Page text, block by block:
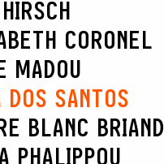
CORONEL
MADOU
DOS SANTOS
BLANC BRIAND
PHALIPPOU